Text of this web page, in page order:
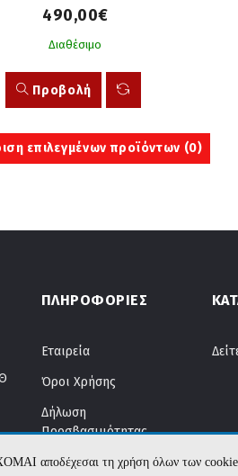
490,00€
Διαθέσιμο
Προβολή
επιλεγμένων προϊόντων (0)
ΠΛΗΡΟΦΟΡΙΕΣ
Εταιρεία
Όροι Χρήσης
Δήλωση
Προσβασιμότητας
Αποστολές & Πληρωμές
αποδέχεσαι τη χρήση όλων των